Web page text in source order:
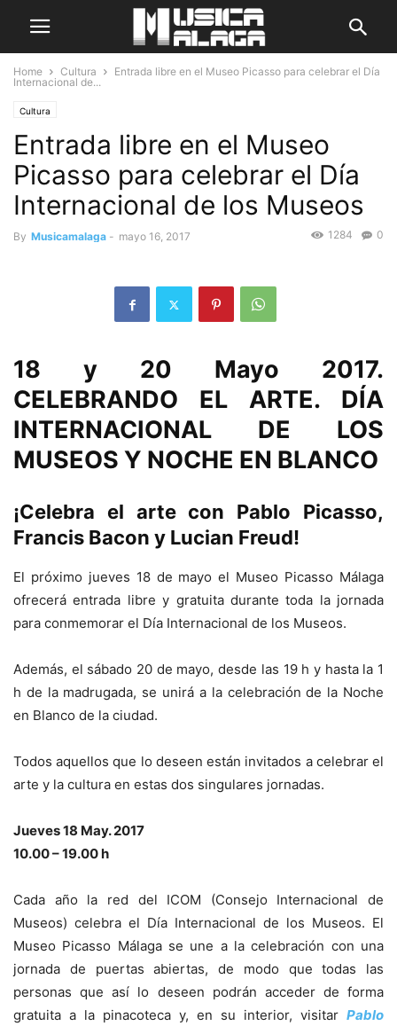
Home Cultura
Entrada libre en el Museo Picasso para celebrar el Día
Internacional de...
Cultura
Entrada libre en el Museo
Picasso para celebrar el Día
Internacional de los Museos
By Musicamalaga - mayo 16, 2017 0
1284
18 y 20 Mayo 2017.
CELEBRANDO EL ARTE. DÍA
INTERNACIONAL DE LOS
MUSEOS Y NOCHE EN BLANCO
¡Celebra el arte con Pablo Picasso,
Francis Bacon y Lucian Freud!
El próximo jueves 18 de mayo el Museo Picasso Málaga
ofrecerá entrada libre y gratuita durante toda la jornada
para conmemorar el Día Internacional de los Museos.
Además, el sábado 20 de mayo, desde las 19 h y hasta la 1
h de la madrugada, se unirá a la celebración de la Noche
en Blanco de la ciudad.
Todos aquellos que lo deseen están invitados a celebrar el
arte y la cultura en estas dos singulares jornadas.
Jueves 18 May. 2017
10.00 – 19.00 h
Cada año la red del ICOM (Consejo Internacional de
Museos) celebra el Día Internacional de los Museos. El
Museo Picasso Málaga se une a la celebración con una
jornada de puertas abiertas, de modo que todas las
personas que así lo deseen podrán acceder de forma
gratuita a la pinacoteca y, en su interior, visitar Pablo